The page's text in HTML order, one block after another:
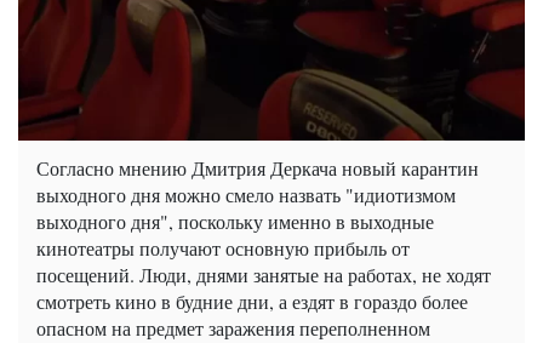
Согласно мнению Дмитрия Деркача новый карантин
выходного дня можно смело назвать "идиотизмом
выходного дня", поскольку именно в выходные
кинотеатры получают основную прибыль от
посещений. Люди, днями занятые на работах, не ходят
смотреть кино в будние дни, а ездят в гораздо более
опасном на предмет заражения переполненном